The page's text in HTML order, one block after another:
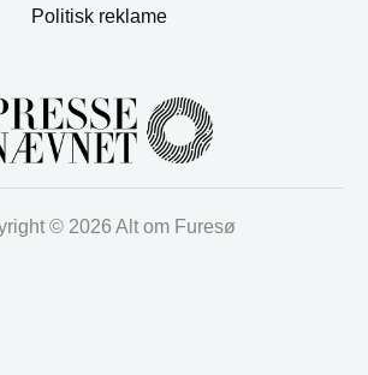
Politisk reklame
© 2026 Alt om Furesø